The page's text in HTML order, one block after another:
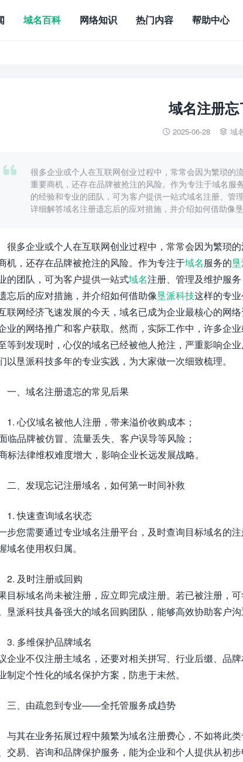
域名百科 网络知识 热门内容 帮助中心
域名注册
 2025-06-28  域

很多企业或个人在互联网创业过程中，常常会因为繁琐的
重要商机，还存在品牌被抢注的风险。作为专注于域名
的经验和专业的团队，可为客户提供一站式域名注册、管
详细解答域名注册遗忘后的应对措施，并介绍如何借助像
很多企业或个人在互联网创业过程中，常常会因为繁琐
机，还存在品牌被抢注的风险。作为专注于域名服务的
的团队，可为客户提供一站式域名注册、管理及维护服
忘后的应对措施，并介绍如何借助像垦派科技这样的专业
联网经济飞速发展的今天，域名已成为企业最核心的网
业的网络推广和客户获取。然而，实际工作中，许多企
等到发现时，心仪的域名已经被他人抢注，严重影响企
以垦派科技多年的专业实践，为大家做一次细致梳理。
一、域名注册遗忘的常见后果
1. 心仪域名被他人注册，带来溢价收购成本；
临品牌被仿冒、流量丢失、客户误导等风险；
标法律维权难度增大，影响企业长远发展战略。
二、发现忘记注册域名，如何第一时间补救
1. 快速查询域名状态
步您需要通过专业域名注册平台，及时查询目标域名的
域名使用权归属。
2. 及时注册或回购
目标域名尚未被注册，应立即完成注册。若已被注册，
垦派科技具备强大的域名回购团队，能够高效协助客户沟
3. 多维保护品牌域名
企业不仅注册主域名，还要对相关拼写、行业后缀、品
制定个性化的域名保护方案，防患于未然。
三、由疏忽到专业——全托管服务成趋势
与其在业务拓展过程中频繁为域名注册费心，不如将此
交易、咨询和品牌保护服务，能为企业和个人提供从初